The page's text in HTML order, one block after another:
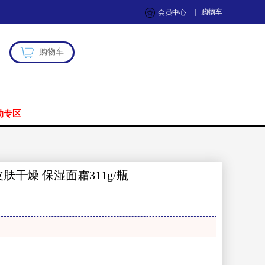
会员中心 购物车
购物车
专区
干燥 保湿面霜311g/瓶